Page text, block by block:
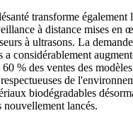
transforme également
à distance mises en
à ultrasons. La
a considérablement
% des ventes des
de
biodégradables
nouvellement lancés.